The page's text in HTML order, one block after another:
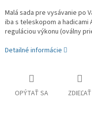
Malá sada pre vysávanie po
iba s teleskopom a hadicami
reguláciou výkonu (oválny
Detailné informácie
OPÝTAŤ SA ZDIEĽAŤ